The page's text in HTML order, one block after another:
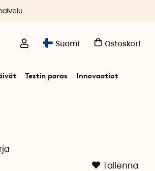
Suomi Ostoskori
Testin paras Innovaatiot
Tallenna